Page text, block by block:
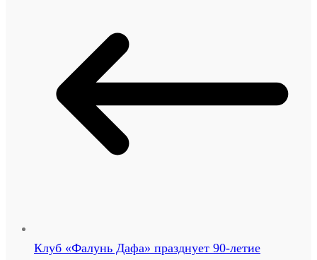
Клуб «Фалунь Дафа» празднует 90-летие